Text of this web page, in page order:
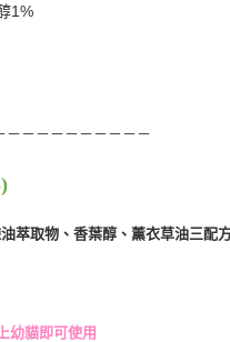
1%
－－－－－－－－－－
萃取物、香葉醇、薰衣草油三配
幼貓即可使用